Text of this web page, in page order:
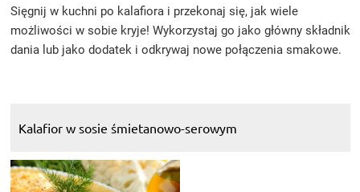
Sięgnij w kuchni po kalafiora i przekonaj się, jak wiele
możliwości w sobie kryje! Wykorzystaj go jako główny składnik
dania lub jako dodatek i odkrywaj nowe połączenia smakowe.
Kalafior w sosie śmietanowo-serowym